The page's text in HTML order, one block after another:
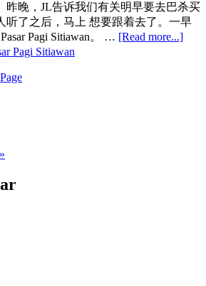
昨晚，JL告诉我们有关明早要去巴杀买
听了之后，马上 想要跟着去了。一早
Pagi Sitiawan。 … [Read more...]
Pagi Sitiawan